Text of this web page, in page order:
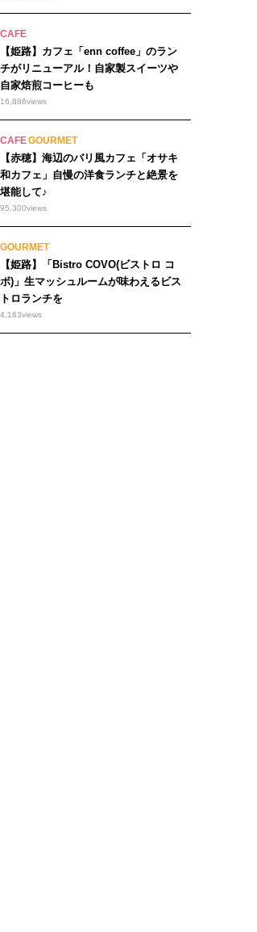
CAFE
【姫路】カフェ「enn coffee」のラン
チがリニューアル！自家製スイーツや
自家焙煎コーヒーも
16,886views
CAFEGOURMET
【赤穂】海辺のバリ風カフェ「オサキ
和カフェ」自慢の洋食ランチと絶景を
堪能して♪
95,300views
GOURMET
【姫路】「Bistro COVO(ビストロ コ
ボ)」生マッシュルームが味わえるビス
トロランチを
4,163views